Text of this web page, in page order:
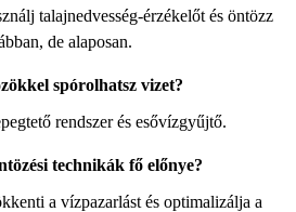
talajnedvesség-érzékelőt és öntözz
de alaposan.
spórolhatsz vizet?
rendszer és esővízgyűjtő.
technikák fő előnye?
a vízpazarlást és optimalizálja a